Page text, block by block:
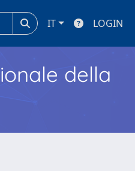
IT LOGIN
della